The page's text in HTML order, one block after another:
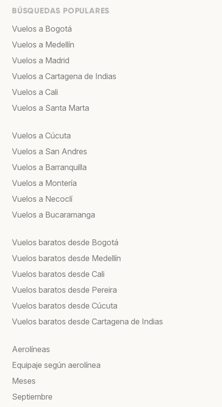
BÚSQUEDAS POPULARES
Vuelos a Bogotá
Vuelos a Medellín
Vuelos a Madrid
Vuelos a Cartagena de Indias
Vuelos a Cali
Vuelos a Santa Marta
Vuelos a Cúcuta
Vuelos a San Andres
Vuelos a Barranquilla
Vuelos a Montería
Vuelos a Necoclí
Vuelos a Bucaramanga
Vuelos baratos desde Bogotá
Vuelos baratos desde Medellín
Vuelos baratos desde Cali
Vuelos baratos desde Pereira
Vuelos baratos desde Cúcuta
Vuelos baratos desde Cartagena de Indias
Aerolíneas
Equipaje según aerolínea
Meses
Septiembre